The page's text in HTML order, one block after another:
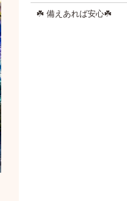
☘️ 備えあれば安心☘️